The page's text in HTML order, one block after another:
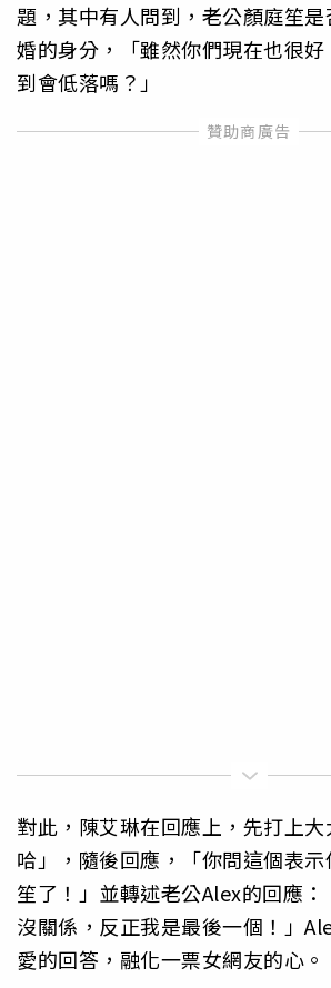
題，其中有人問到，老公顏庭笙
婚的身分，「雖然你們現在也很
到會低落嗎？」
對此，陳艾琳在回應上，先打上
哈」，隨後回應，「你問這個表
笙了！」並轉述老公Alex的回應
沒關係，反正我是最後一個！」
愛的回答，融化一票女網友的心。